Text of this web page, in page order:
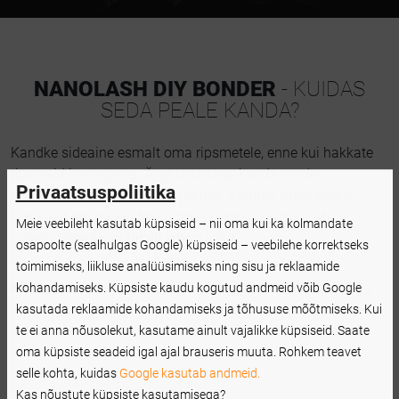
NANOLASH DIY BONDER - KUIDAS
SEDA PEALE KANDA?
Kandke sideaine esmalt oma ripsmetele, enne kui hakkate
ripsmeid ise tegema. Ärge unustage kanda toodet
põhjalikult puhastatud ripsmetele. Kandke väike kogus
sideainet ripsmejuurtele umbes poole pikkuseni, et
kunstripsmed korralikult kinnituksid.
Must sideainesobib ideaalselt mustade kobarripsmetega,
samas kui läbipaistev versioon on mitmekülgne ja sobib
kokku mis tahes värviga Nanolashi DIY kobarripsmetega.
Privaatsuspoliitika
Meie veebileht kasutab küpsiseid – nii oma kui ka kolmandate
osapoolte (sealhulgas Google) küpsiseid – veebilehe korrektseks
toimimiseks, liikluse analüüsimiseks ning sisu ja reklaamide
kohandamiseks. Küpsiste kaudu kogutud andmeid võib Google
kasutada reklaamide kohandamiseks ja tõhususe mõõtmiseks. Kui
te ei anna nõusolekut, kasutame ainult vajalikke küpsiseid. Saate
oma küpsiste seadeid igal ajal brauseris muuta. Rohkem teavet
selle kohta, kuidas Google kasutab andmeid.
Kas nõustute küpsiste kasutamisega?